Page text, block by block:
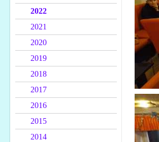
2022
2021
2020
2019
2018
2017
2016
2015
2014